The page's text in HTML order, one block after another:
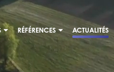
RÉFÉRENCES ACTUALITÉS